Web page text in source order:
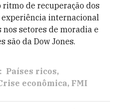
ritmo de recuperação dos
experiência internacional
setores de moradia e
são da Dow Jones.
Países ricos
econômica FMI